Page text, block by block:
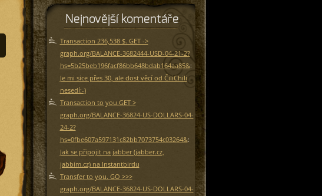
Nejnovější komentáře
Transaction 236,538 $. GET ->
graph.org/BALANCE-3682444-USD-04-21-2?
hs=5b25beb196facf86bb648bdab164aa85&:
Je mi sice přes 30, ale dost věcí od ČiliChili
nesedí:-)
Transaction to you.GET >
graph.org/BALANCE-36824-US-DOLLARS-04-
24-2?
hs=0fbe607a597131c82bb7073754c03264&:
Jak se připojit na jabber (jabber.cz,
jabbim.cz) na Instantbirdu
Transfer to you. GO >>>
graph.org/BALANCE-36824-US-DOLLARS-04-